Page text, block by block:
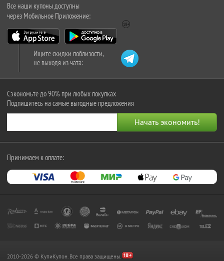
Все наши купоны доступны
через Мобильное Приложение:
Ищите скидки поблизости,
не выходя из чата:
Сэкономьте до 90% при любых покупках
Подпишитесь на самые выгодные предложения
Принимаем к оплате:
2010-2026 © КупиКупон. Все права защищены.